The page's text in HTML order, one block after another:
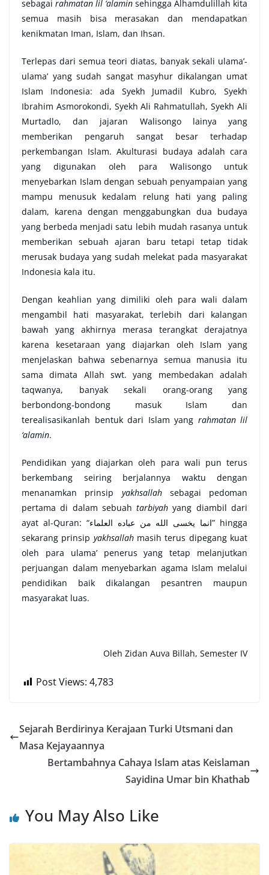
sebagai rahmatan lil ‘alamin sehingga Alhamdulillah kita
semua masih bisa merasakan dan mendapatkan
kenikmatan Iman, Islam, dan Ihsan.
Terlepas dari semua teori diatas, banyak sekali ulama’-
ulama’ yang sudah sangat masyhur dikalangan umat
Islam Indonesia: ada Syekh Jumadil Kubro, Syekh
Ibrahim Asmorokondi, Syekh Ali Rahmatullah, Syekh Ali
Murtadlo, dan jajaran Walisongo lainya yang
memberikan pengaruh sangat besar terhadap
perkembangan Islam. Akulturasi budaya adalah cara
yang digunakan oleh para Walisongo untuk
menyebarkan Islam dengan sebuah penyampaian yang
mampu menusuk kedalam relung hati yang paling
dalam, karena dengan menggabungkan dua budaya
yang berbeda menjadi satu lebih mudah rasanya untuk
memberikan sebuah ajaran baru tetapi tetap tidak
merusak budaya yang sudah melekat pada masyarakat
Indonesia kala itu.
Dengan keahlian yang dimiliki oleh para wali dalam
mengambil hati masyarakat, terlebih dari kalangan
bawah yang akhirnya merasa terangkat derajatnya
karena kesetaraan yang diajarkan oleh Islam yang
menjelaskan bahwa sebenarnya semua manusia itu
sama dimata Allah swt. yang membedakan adalah
taqwanya, banyak sekali orang-orang yang
berbondong-bondong masuk Islam dan
terealisasikanlah bentuk dari Islam yang rahmatan lil
‘alamin.
Pendidikan yang diajarkan oleh para wali pun terus
berkembang seiring berjalannya waktu dengan
menanamkan prinsip yakhsallah sebagai pedoman
pertama di dalam sebuahtarbiyah yang diambil dari
ayat al-Quran: “انما يخسى الله من عباده العلماء” hingga
sekarang prinsip yakhsallah masih terus dipegang kuat
oleh para ulama’ penerus yang tetap melanjutkan
perjuangan dalam menyebarkan agama Islam melalui
pendidikan baik dikalangan pesantren maupun
masyarakat luas.
Oleh Zidan Auva Billah, Semester IV
Post Views: 4,783
Sejarah Berdirinya Kerajaan Turki Utsmani dan
Masa Kejayaannya
Bertambahnya Cahaya Islam atas Keislaman
Sayidina Umar bin Khathab
You May Also Like